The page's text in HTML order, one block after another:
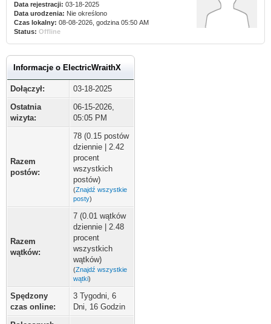
Data rejestracji: 03-18-2025
Data urodzenia: Nie określono
Czas lokalny: 08-08-2026, godzina 05:50 AM
Status: Offline
Informacje o ElectricWraithX
Dołączył:
03-18-2025
Ostatnia
wizyta:
06-15-2026,
05:05 PM
Razem
postów:
78 (0.15 postów
dziennie | 2.42
procent
wszystkich
postów)
(Znajdź wszystkie
posty)
Razem
wątków:
7 (0.01 wątków
dziennie | 2.48
procent
wszystkich
wątków)
(Znajdź wszystkie
wątki)
Spędzony
czas online:
3 Tygodni, 6
Dni, 16 Godzin